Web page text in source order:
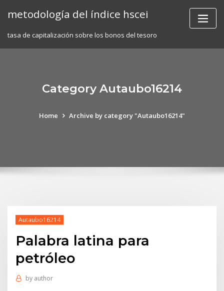
metodología del índice hscei
tasa de capitalización sobre los bonos del tesoro
Category Autaubo16214
Home Archive by category "Autaubo16214"
Autaubo16214
Palabra latina para
petróleo
by author